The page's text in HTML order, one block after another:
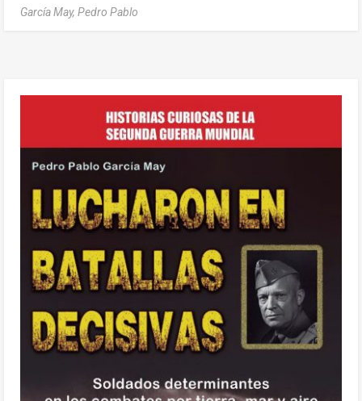
García May, Pedro Pablo